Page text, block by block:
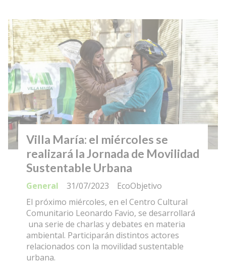
Villa María: el miércoles se
realizará la Jornada de Movilidad
Sustentable Urbana
EcoObjetivo
General
31/07/2023
El próximo miércoles, en el Centro Cultural
Comunitario Leonardo Favio, se desarrollará
una serie de charlas y debates en materia
ambiental. Participarán distintos actores
relacionados con la movilidad sustentable
urbana.